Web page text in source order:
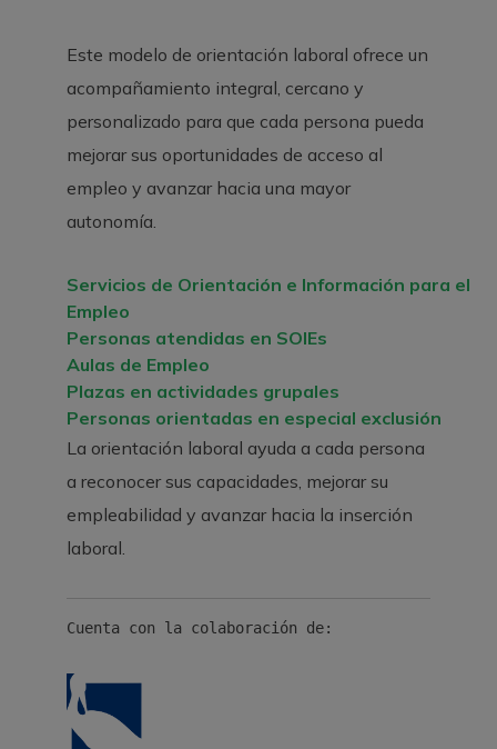
Este modelo de orientación laboral ofrece un
acompañamiento integral, cercano y
personalizado para que cada persona pueda
mejorar sus oportunidades de acceso al
empleo y avanzar hacia una mayor
autonomía.
Servicios de Orientación e Información para el
Empleo
Personas atendidas en SOIEs
Aulas de Empleo
Plazas en actividades grupales
Personas orientadas en especial exclusión
La orientación laboral ayuda a cada persona
a reconocer sus capacidades, mejorar su
empleabilidad y avanzar hacia la inserción
laboral.